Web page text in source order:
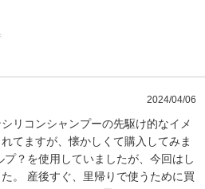
2024/04/06
リコンシャンプーの先駆け的なイメ
てますが、懐かしくて購入してみま
？を使用していましたが、今回はし
。 産後すぐ、里帰りで使うために買